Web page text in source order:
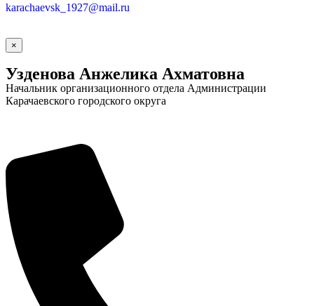
karachaevsk_1927@mail.ru
×
Узденова Анжелика Ахматовна
Начальник организационного отдела Администрации
Карачаевского городского округа